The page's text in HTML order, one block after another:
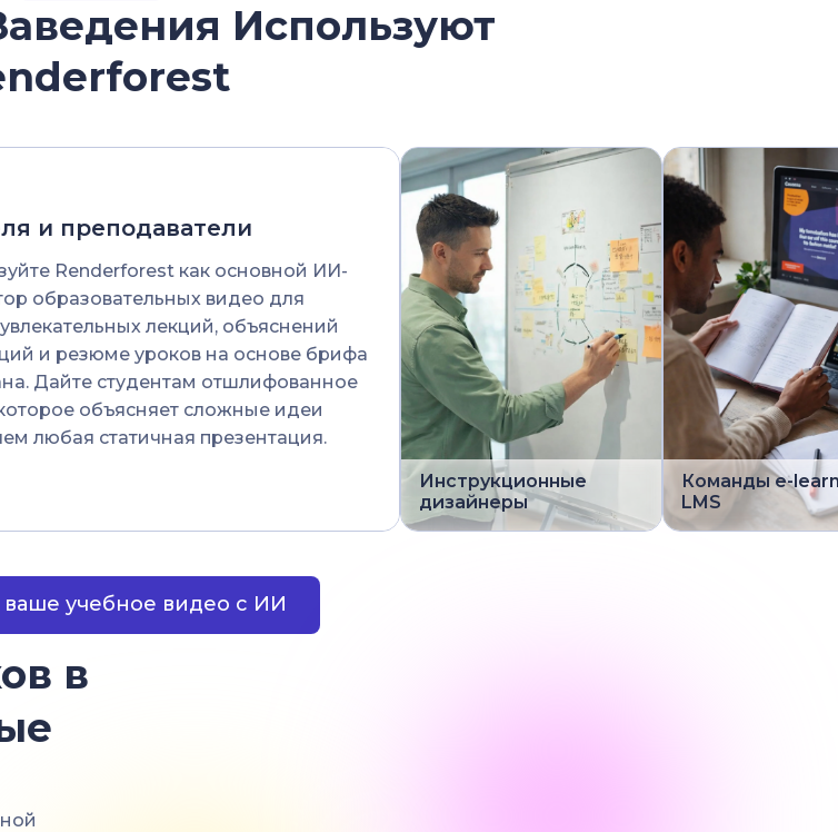
Используют
и преподаватели
Renderforest как основной ИИ-
образовательных видео для
лекций, объяснений
и резюме уроков на основе брифа
Дайте студентам отшлифованное
объясняет сложные идеи
любая статичная презентация.
Инструкционные
дизайнеры
Команды e-
LMS
ваше учебное видео с ИИ
в